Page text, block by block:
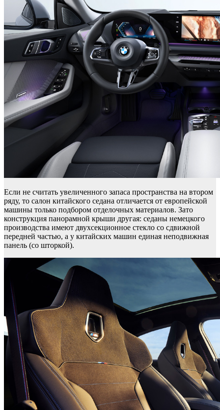
Если не считать увеличенного запаса пространства на втором
ряду, то салон китайского седана отличается от европейской
машины только подбором отделочных материалов. Зато
конструкция панорамной крыши другая: седаны немецкого
производства имеют двухсекционное стекло со сдвижной
передней частью, а у китайских машин единая неподвижная
панель (со шторкой).